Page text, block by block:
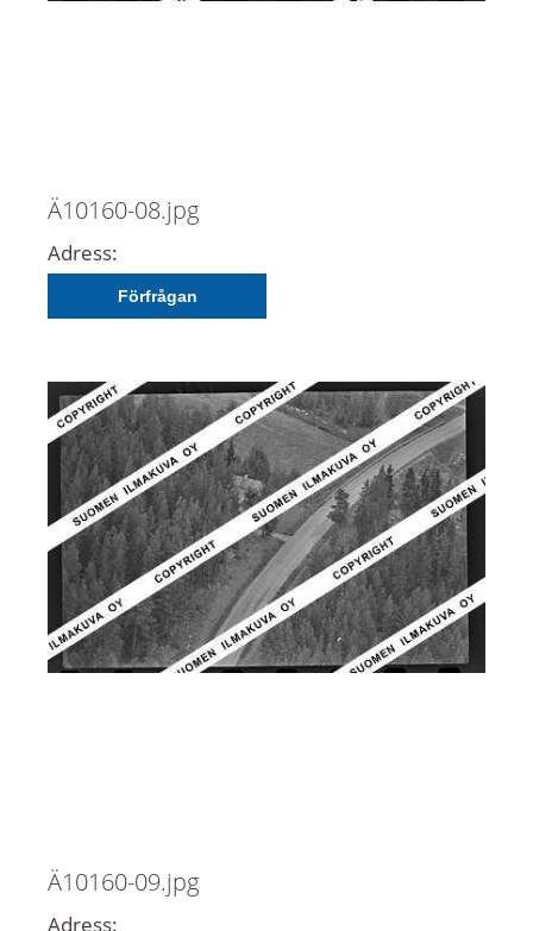
Ä10160-08.jpg
Adress:
Förfrågan
Ä10160-09.jpg
Adress: